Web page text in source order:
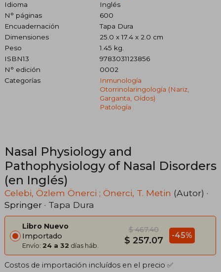
Idioma
Inglés
N° páginas
600
Encuadernación
Tapa Dura
Dimensiones
25.0 x 17.4 x 2.0 cm
Peso
1.45 kg.
ISBN13
9783031123856
N° edición
0002
Categorías
Inmunología
Otorrinolaringología (nariz,
Garganta, Oídos)
Patología
Nasal Physiology and
Pathophysiology of Nasal Disorders
(en Inglés)
Celebi, Özlem Önerci ; Önerci, T. Metin (Autor) ·
Springer · Tapa Dura
Libro Nuevo
Importado
Envío: 24 a 32 días háb.
$ 467.40
$ 257.07 -45%
Costos de importación incluídos en el precio ✅